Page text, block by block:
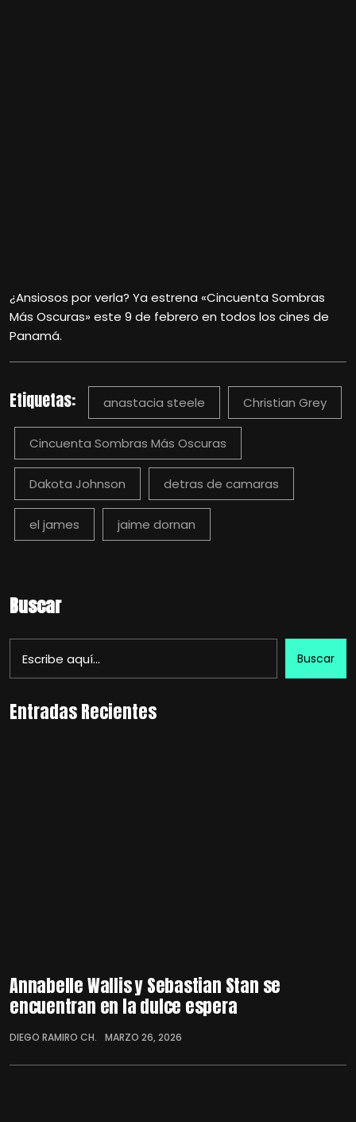
¿Ansiosos por verla? Ya estrena «Cincuenta Sombras
Más Oscuras» este 9 de febrero en todos los cines de
Panamá.
Etiquetas: anastacia steele Christian Grey
Cincuenta Sombras Más Oscuras
Dakota Johnson detras de camaras
el james jaime dornan
Buscar
Buscar
Entradas Recientes
Annabelle Wallis y Sebastian Stan se
encuentran en la dulce espera
DIEGO RAMIRO CH. MARZO 26, 2026